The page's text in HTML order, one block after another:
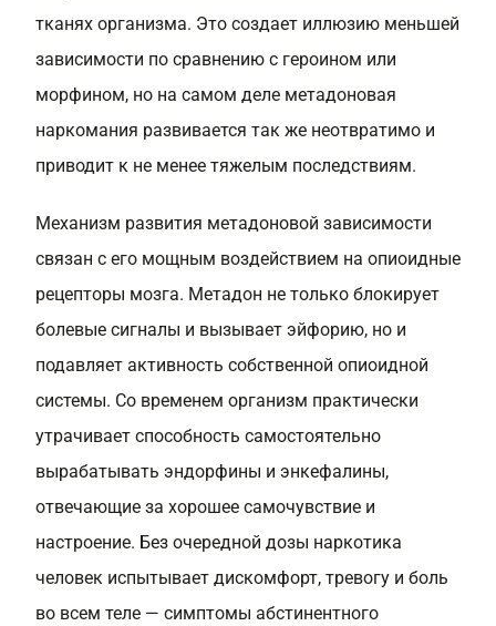
тканях организма. Это создает иллюзию меньшей
зависимости по сравнению с героином или
морфином, но на самом деле метадоновая
наркомания развивается так же неотвратимо и
приводит к не менее тяжелым последствиям.
Механизм развития метадоновой зависимости
связан с его мощным воздействием на опиоидные
рецепторы мозга. Метадон не только блокирует
болевые сигналы и вызывает эйфорию, но и
подавляет активность собственной опиоидной
системы. Со временем организм практически
утрачивает способность самостоятельно
вырабатывать эндорфины и энкефалины,
отвечающие за хорошее самочувствие и
настроение. Без очередной дозы наркотика
человек испытывает дискомфорт, тревогу и боль
во всем теле — симптомы абстинентного